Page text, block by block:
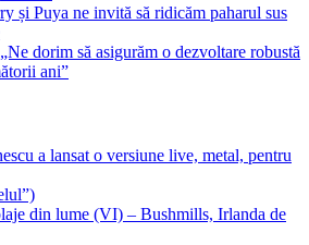
și Puya ne invită să ridicăm paharul sus
„Ne dorim să asigurăm o dezvoltare robustă
ani”
a lansat o versiune live, metal, pentru
din lume (VI) – Bushmills, Irlanda de